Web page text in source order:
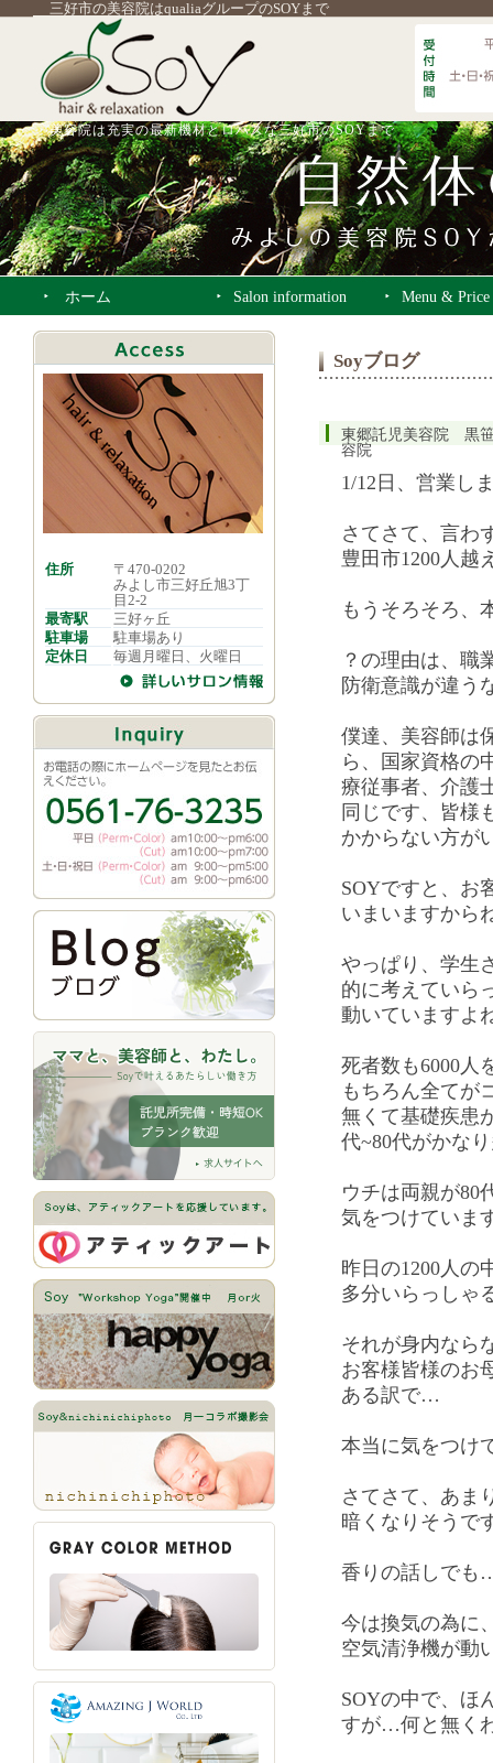
三好市の美容院はqualiaグループのSOYまで
美容院は充実の最新機材とロハスな三好市のSOYまで
ホーム Salon information Menu & Price
Soyブログ
東郷託児美容院 黒
容院
1/12日、営業し
さてさて、言わ
豊田市1200人越
もうそろそろ、
？の理由は、職
防衛意識が違う
僕達、美容師は
ら、国家資格の
療従事者、介護
同じです、皆様
かからない方が
SOYですと、お
いまいますから
やっぱり、学生
的に考えていら
動いていますよ
死者数も6000人
もちろん全てが
無くて基礎疾患
代~80代がかな
ウチは両親が80
気をつけていま
昨日の1200人の
多分いらっしゃ
それが身内なら
お客様皆様のお
ある訳で…
本当に気をつけ
さてさて、あま
暗くなりそうで
香りの話しでも
今は換気の為に
空気清浄機が動
SOYの中で、ほ
すが…何と無く
住所
〒470-0202
みよし市三好丘旭3丁
目2-2
最寄駅
三好ヶ丘
駐車場
駐車場あり
定休日
毎週月曜日、火曜日